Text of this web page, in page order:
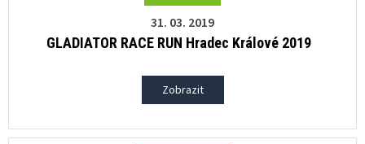
31. 03. 2019
GLADIATOR RACE RUN Hradec Králové 2019
Zobrazit